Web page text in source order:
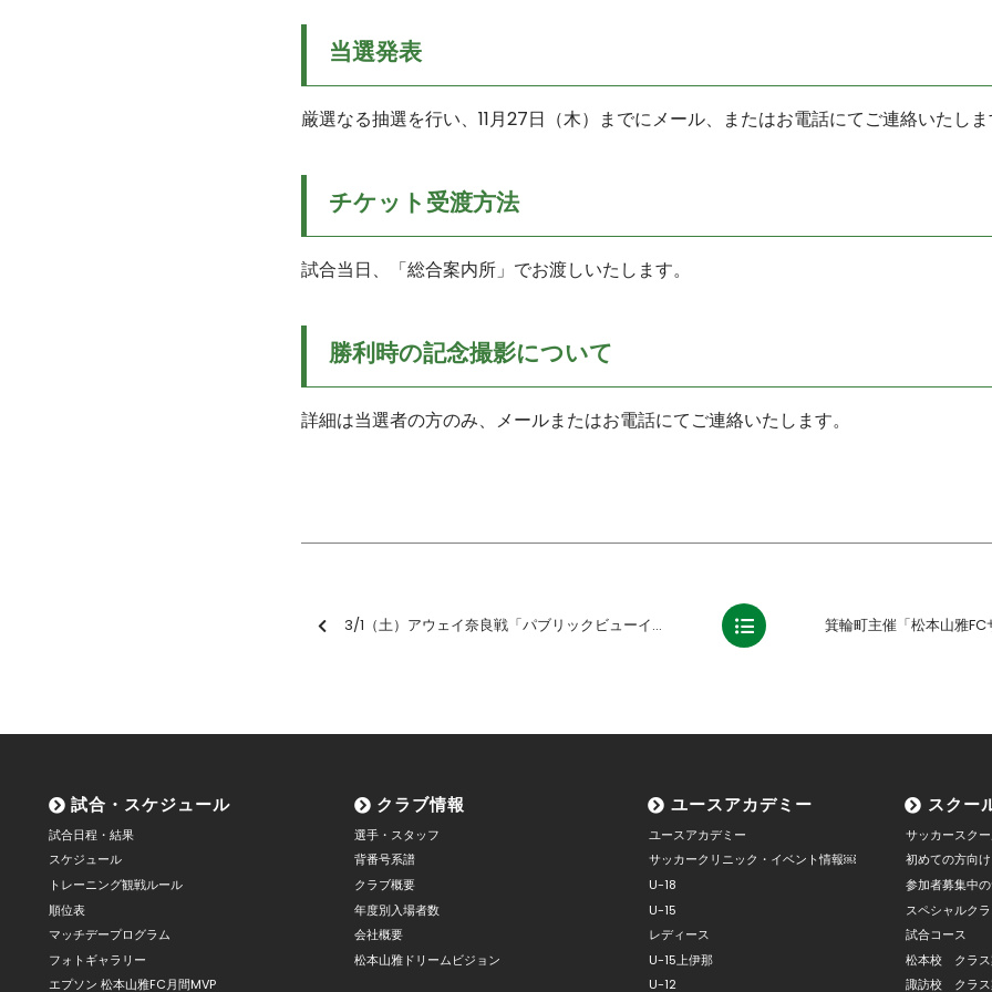
当選発表
厳選なる抽選を行い、11月27日（木）までにメール、またはお電話にてご連絡いたし
チケット受渡方法
試合当日、「総合案内所」でお渡しいたします。
勝利時の記念撮影について
詳細は当選者の方のみ、メールまたはお電話にてご連絡いたします。
3/1（土）アウェイ奈良戦「パブリックビューイング in イオンモール松本」実施のお知らせ
試合・スケジュール
試合日程・結果
スケジュール
トレーニング観戦ルール
順位表
マッチデープログラム
フォトギャラリー
エプソン 松本山雅FC月間MVP
クラブ情報
選手・スタッフ
背番号系譜
クラブ概要
年度別入場者数
会社概要
松本山雅ドリームビジョン
ユースアカデミー
ユースアカデミー
サッカークリニック・イベント情報￼
U-18
U-15
レディース
U-15上伊那
U-12
スクー
サッカースク
初めての方向
参加者募集中
スペシャルク
試合コース
松本校 クラス
諏訪校 クラス